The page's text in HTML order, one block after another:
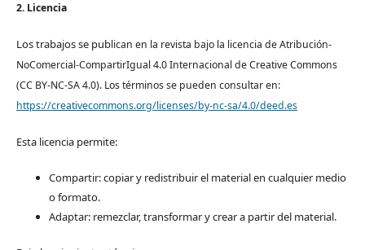
2. Licencia
Los trabajos se publican en la revista bajo la licencia de Atribución-
NoComercial-CompartirIgual 4.0 Internacional de Creative Commons
(CC BY-NC-SA 4.0). Los términos se pueden consultar en:
https://creativecommons.org/licenses/by-nc-sa/4.0/deed.es
Esta licencia permite:
Compartir: copiar y redistribuir el material en cualquier medio
o formato.
Adaptar: remezclar, transformar y crear a partir del material.